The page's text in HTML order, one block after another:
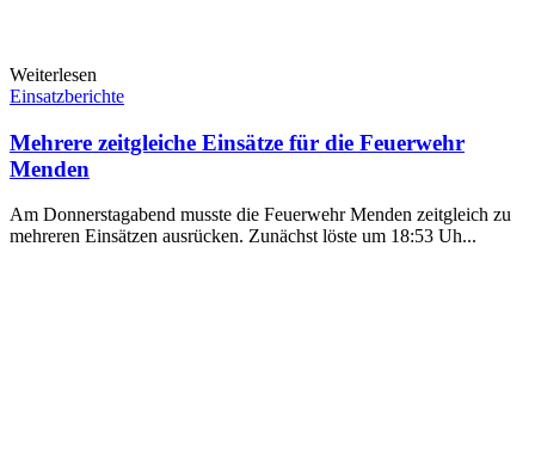
Weiterlesen
Einsatzberichte
Mehrere zeitgleiche Einsätze für die Feuerwehr
Menden
Am Donnerstagabend musste die Feuerwehr Menden zeitgleich zu
mehreren Einsätzen ausrücken. Zunächst löste um 18:53 Uh...